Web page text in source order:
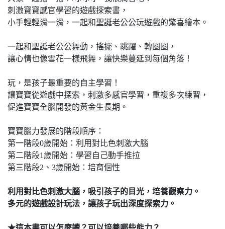
刺激寶寶感官學習的遊戲探索書，
小手輕輕滑一滑，一起和聖誕老公公玩遊戲的驚喜繪本。
一起和聖誕老公公舞動，搖擺、跳躍、轉圈圈，
讓心情也像雪花一樣飛舞，讓快樂蔓延到每個角落！
玩，是孩子最重要的自主學習！
讓寶寶從遊戲中探索，刺激多感官學習，重複多次練習，
促進寶寶全腦開發的黃金生長期。
寶寶腦力發展的階段順序：
第一階段0歲開始：利用對比色刺激大腦
第二階段1歲開始：學習自己動手推拉
第三階段2、3歲開始：培育個性
利用對比色刺激大腦，吸引孩子的目光，培養觀察力。
多元的遊戲設計玩法，讓孩子玩出深度探索力。